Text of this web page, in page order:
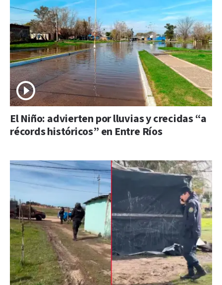
El Niño: advierten por lluvias y crecidas “a
récords históricos” en Entre Ríos